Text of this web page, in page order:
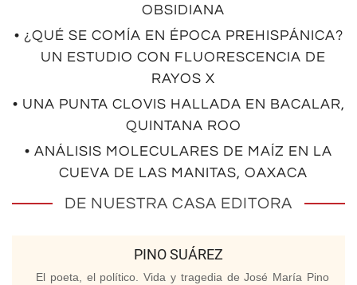
OBSIDIANA
• ¿QUÉ SE COMÍA EN ÉPOCA PREHISPÁNICA?
UN ESTUDIO CON FLUORESCENCIA DE
RAYOS X
• UNA PUNTA CLOVIS HALLADA EN BACALAR,
QUINTANA ROO
• ANÁLISIS MOLECULARES DE MAÍZ EN LA
CUEVA DE LAS MANITAS, OAXACA
DE NUESTRA CASA EDITORA
PINO SUÁREZ
El poeta, el político. Vida y tragedia de José María Pino